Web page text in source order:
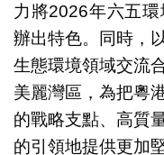
力將2026年六五環
辦出特色。同時，
生態環境領域交流
美麗灣區，為把粵
的戰略支點、高質
的引領地提供更加